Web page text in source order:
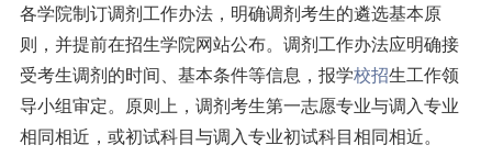
各学院制订调剂工作办法，明确调剂考生的遴选基本原
则，并提前在招生学院网站公布。调剂工作办法应明确接
受考生调剂的时间、基本条件等信息，报学校招生工作领
导小组审定。原则上，调剂考生第一志愿专业与调入专业
相同相近，或初试科目与调入专业初试科目相同相近。